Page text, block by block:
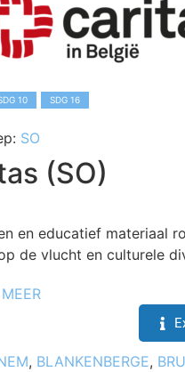
10 SDG 16
SO
(SO)
en educatief materiaal
de vlucht en culturele
, BLANKENBERGE,